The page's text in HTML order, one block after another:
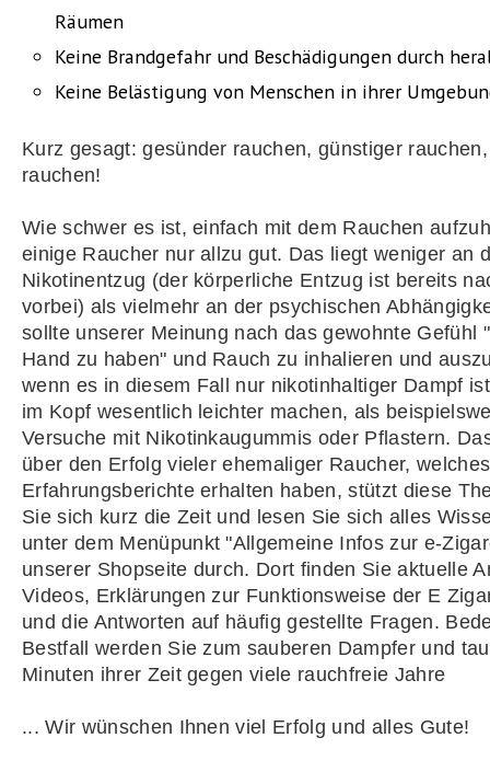
Räumen
Keine Brandgefahr und Beschädigungen durch
Keine Belästigung von Menschen in ihrer
Kurz gesagt: gesünder rauchen, günstiger
rauchen!
Wie schwer es ist, einfach mit dem Rauchen
einige Raucher nur allzu gut. Das liegt weniger an
Nikotinentzug (der körperliche Entzug ist bereits
vorbei) als vielmehr an der psychischen
sollte unserer Meinung nach das gewohnte Gefühl
Hand zu haben" und Rauch zu inhalieren und
wenn es in diesem Fall nur nikotinhaltiger Dampf
im Kopf wesentlich leichter machen, als
Versuche mit Nikotinkaugummis oder Pflastern.
über den Erfolg vieler ehemaliger Raucher,
Erfahrungsberichte erhalten haben, stützt diese
Sie sich kurz die Zeit und lesen Sie sich alles
unter dem Menüpunkt "Allgemeine Infos zur e-
unserer Shopseite durch. Dort finden Sie aktuelle
Videos, Erklärungen zur Funktionsweise der E
und die Antworten auf häufig gestellte Fragen.
Bestfall werden Sie zum sauberen Dampfer und
Minuten ihrer Zeit gegen viele rauchfreie Jahre
... Wir wünschen Ihnen viel Erfolg und alles Gute!